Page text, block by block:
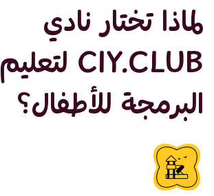
لماذا تختار نادي
CIY.CLUB لتعليم
البرمجة للأطفال؟